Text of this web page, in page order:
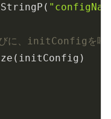
に、initConfigを呼び